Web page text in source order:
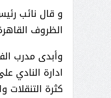
و قال نائب
الظروف
وأبدى مدرب
ادارة النادي
كثرة التنقلات